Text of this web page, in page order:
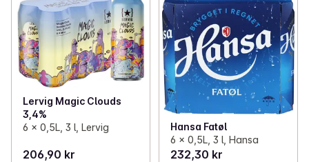
Lervig Magic Clouds
3,4%
6 x 0,5L, 3 l, Lervig
206,90 kr
Hansa Fatøl
6 x 0,5L, 3 l, Hansa
232,30 kr